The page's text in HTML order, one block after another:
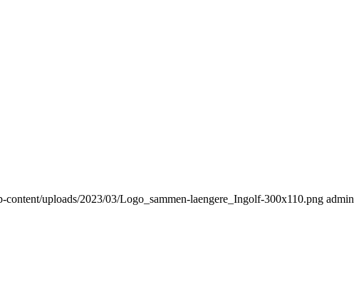
uploads/2023/03/Logo_sammen-laengere_Ingolf-300x110.png admin